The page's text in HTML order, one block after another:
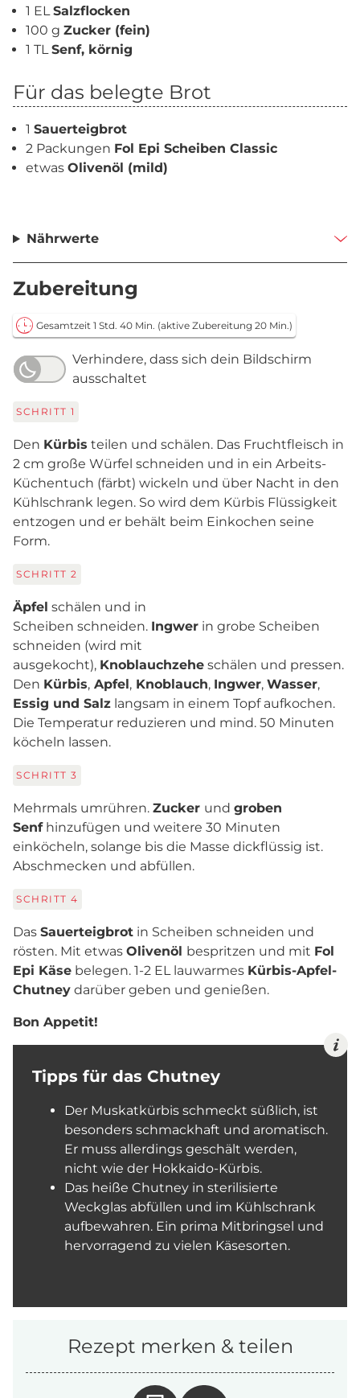
1 ELSalzflocken
100 g Zucker (fein)
1 TLSenf, körnig
Für das belegte Brot
1 Sauerteigbrot
2 Packungen Fol Epi Scheiben Classic
etwas Olivenöl (mild)
Nährwerte
Zubereitung
Gesamtzeit 1 Std. 40 Min. (aktive Zubereitung 20 Min.)
Verhindere, dass sich dein Bildschirm
ausschaltet
SCHRITT 1
Den Kürbis teilen und schälen. Das Fruchtfleisch in
2 cm große Würfel schneiden und in ein Arbeits-
Küchentuch (färbt) wickeln und über Nacht in den
Kühlschrank legen. So wird dem Kürbis Flüssigkeit
entzogen und er behält beim Einkochen seine
Form.
SCHRITT 2
Äpfel schälen und in
Scheiben schneiden. Ingwer in grobe Scheiben
schneiden (wird mit
ausgekocht), Knoblauchzehe schälen und pressen.
Den Kürbis, Apfel, Knoblauch, Ingwer, Wasser,
Essig und Salz langsam in einem Topf aufkochen.
Die Temperatur reduzieren und mind. 50 Minuten
köcheln lassen.
SCHRITT 3
Mehrmals umrühren. Zucker und groben
Senfhinzufügen und weitere 30 Minuten
einköcheln, solange bis die Masse dickflüssig ist.
Abschmecken und abfüllen.
SCHRITT 4
Das Sauerteigbrot in Scheiben schneiden und
rösten. Mit etwas Olivenöl bespritzen und mit Fol
Epi Käse belegen. 1-2 EL lauwarmes Kürbis-Apfel-
Chutney darüber geben und genießen.
Bon Appetit!
Tipps für das Chutney
Der Muskatkürbis schmeckt süßlich, ist
besonders schmackhaft und aromatisch.
Er muss allerdings geschält werden,
nicht wie der Hokkaido-Kürbis.
Das heiße Chutney in sterilisierte
Weckglas abfüllen und im Kühlschrank
aufbewahren. Ein prima Mitbringsel und
hervorragend zu vielen Käsesorten.
Rezept merken & teilen